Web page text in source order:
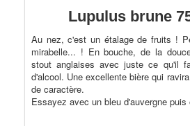
Lupulus brune
Au nez, c'est un étalage de fruits !
mirabelle... ! En bouche, de la
stout anglaises avec juste ce qu'il
d'alcool. Une excellente bière qui
de caractère.
Essayez avec un bleu d'auvergne puis